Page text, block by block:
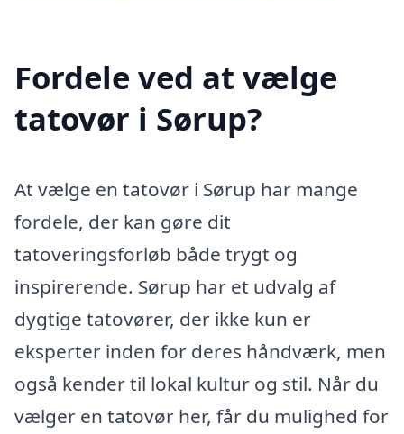
Fordele ved at vælge
tatovør i Sørup?
At vælge en tatovør i Sørup har mange
fordele, der kan gøre dit
tatoveringsforløb både trygt og
inspirerende. Sørup har et udvalg af
dygtige tatovører, der ikke kun er
eksperter inden for deres håndværk, men
også kender til lokal kultur og stil. Når du
vælger en tatovør her, får du mulighed for